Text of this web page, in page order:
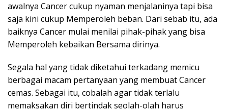
awalnya Cancer cukup nyaman menjalaninya tapi bisa
saja kini cukup Memperoleh beban. Dari sebab itu, ada
baiknya Cancer mulai menilai pihak-pihak yang bisa
Memperoleh kebaikan Bersama dirinya.
Segala hal yang tidak diketahui terkadang memicu
berbagai macam pertanyaan yang membuat Cancer
cemas. Sebagai itu, cobalah agar tidak terlalu
memaksakan diri bertindak seolah-olah harus